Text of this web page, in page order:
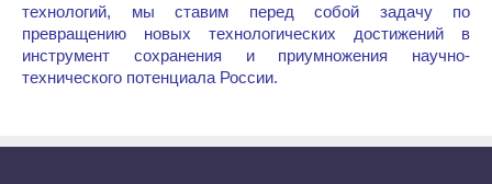
технологий, мы ставим перед собой задачу по
превращению новых технологических достижений в
инструмент сохранения и приумножения научно-
технического потенциала России.